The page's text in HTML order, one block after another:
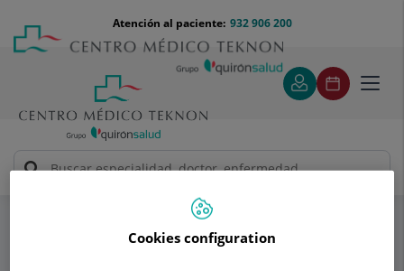
contenido
Menú
teléfono
cabecera
932 906 200
Atención al paciente:
PsiquiaTEK
Cookies configuration